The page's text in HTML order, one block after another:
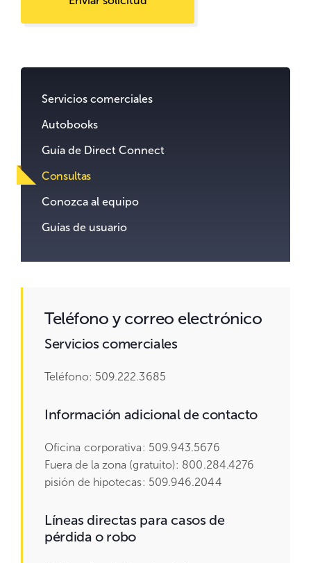
Servicios comerciales
Autobooks
Guía de Direct Connect
Consultas
Conozca al equipo
Guías de usuario
Teléfono y correo electrónico
Servicios comerciales
Teléfono: 509.222.3685
Información adicional de contacto
Oficina corporativa: 509.943.5676
Fuera de la zona (gratuito): 800.284.4276
pisión de hipotecas: 509.946.2044
Líneas directas para casos de
pérdida o robo